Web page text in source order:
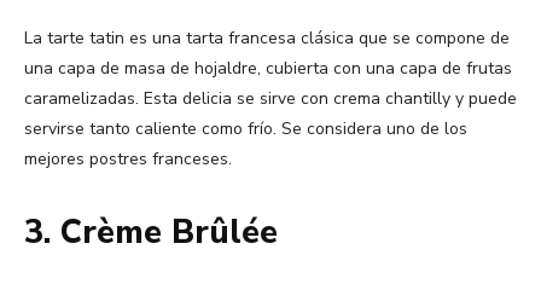
La tarte tatin es una tarta francesa clásica que se compone de
una capa de masa de hojaldre, cubierta con una capa de frutas
caramelizadas. Esta delicia se sirve con crema chantilly y puede
servirse tanto caliente como frío. Se considera uno de los
mejores postres franceses.
3. Crème Brûlée